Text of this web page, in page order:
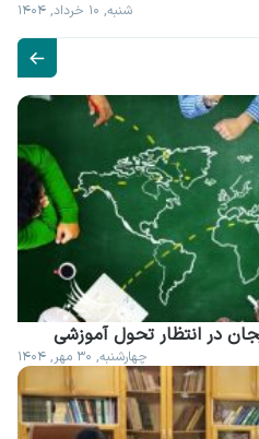
شنبه, ۱۰ خرداد, ۱۴۰۴
در انتظار تحول آموزشی
چهارشنبه, ۳۰ مهر, ۱۴۰۴